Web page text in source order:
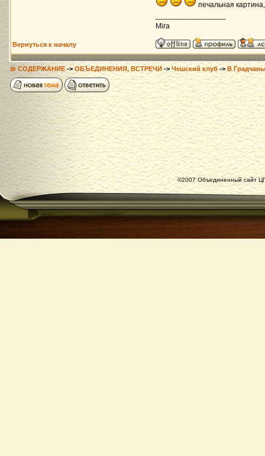
печальная
Mira
Вернуться к началу
₪ СОДЕРЖАНИЕ-> ОБЪЕДИНЕНИЯ, ВСТРЕЧИ -> Чешский клуб-> В
©2007 Объединенный сайт